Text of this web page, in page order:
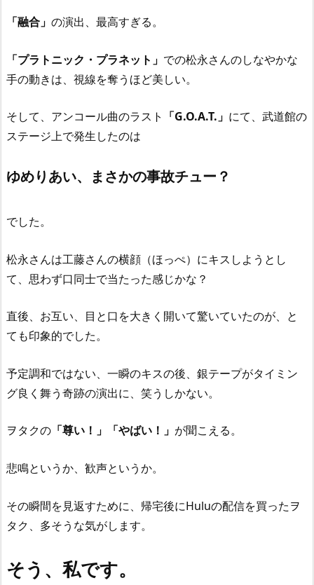
「融合」 の演出、最高すぎる。
「プラトニック・プラネット」 での松永さんのしなやかな
手の動きは、視線を奪うほど美しい。
そして、アンコール曲のラスト 「G.O.A.T.」 にて、武道館の
ステージ上で発生したのは
ゆめりあい、まさかの事故チュー？
でした。
松永さんは工藤さんの横顔（ほっぺ）にキスしようとし
て、思わず口同士で当たった感じかな？
直後、お互い、目と口を大きく開いて驚いていたのが、と
ても印象的でした。
予定調和ではない、一瞬のキスの後、銀テープがタイミン
グ良く舞う奇跡の演出に、笑うしかない。
ヲタクの 「尊い！」「やばい！」 が聞こえる。
悲鳴というか、歓声というか。
その瞬間を見返すために、帰宅後にHuluの配信を買ったヲ
タク、多そうな気がします。
そう、私です。